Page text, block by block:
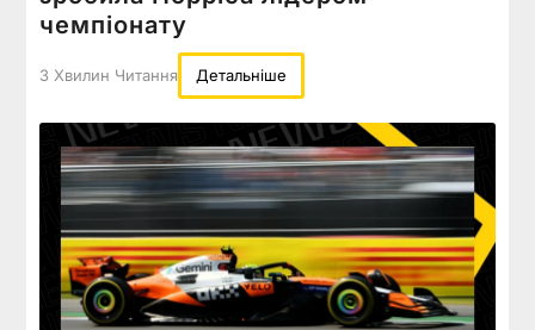
чемпіонату
3 Хвилин Читання Детальніше